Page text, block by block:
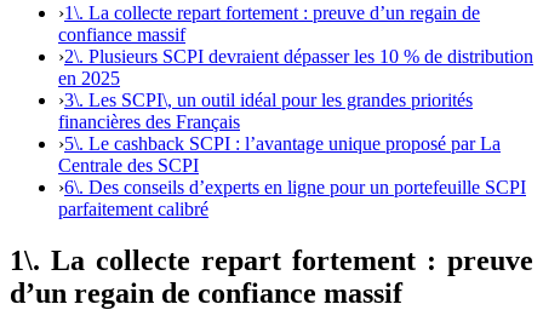
›1\. La collecte repart fortement : preuve d’un regain de
confiance massif
›2\. Plusieurs SCPI devraient dépasser les 10 % de distribution
en 2025
›3\. Les SCPI\, un outil idéal pour les grandes priorités
financières des Français
›5\. Le cashback SCPI : l’avantage unique proposé par La
Centrale des SCPI
›6\. Des conseils d’experts en ligne pour un portefeuille SCPI
parfaitement calibré
1\. La collecte repart fortement : preuve
d’un regain de confiance massif